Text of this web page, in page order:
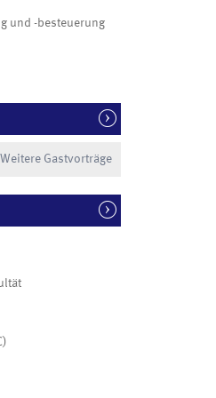
und -besteuerung
Weitere Gastvorträge